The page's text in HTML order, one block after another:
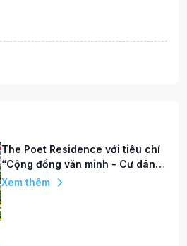
The Poet Residence với tiêu chí
“Cộng đồng văn minh - Cư dân
hạnh phúc”
Xem thêm